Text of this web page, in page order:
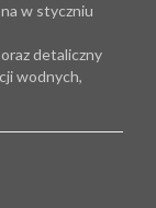
w styczniu
detaliczny
wodnych,